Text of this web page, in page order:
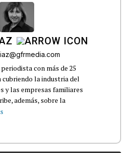
con más de 25
cubriendo la industria del
y las empresas familiares
además, sobre la